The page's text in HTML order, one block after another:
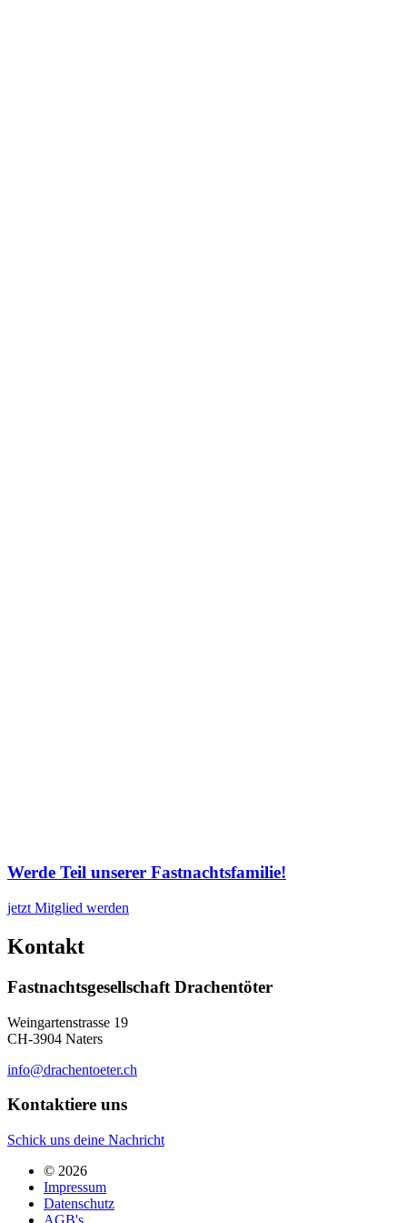
Werde Teil unserer Fastnachtsfamilie!
jetzt Mitglied werden
Kontakt
Fastnachtsgesellschaft Drachentöter
Weingartenstrasse 19
CH-3904 Naters
info@drachentoeter.ch
Kontaktiere uns
Schick uns deine Nachricht
© 2026
Impressum
Datenschutz
AGB's